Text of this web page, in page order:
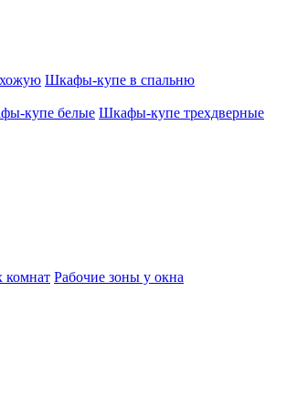
Шкафы-купе в спальню
купе белые Шкафы-купе трехдверные
комнат Рабочие зоны у окна